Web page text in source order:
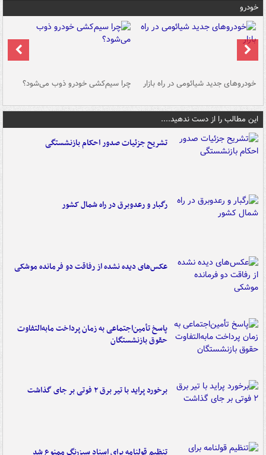
خودرو
خودروهای جدید شیائومی در راه بازار چرا سیم‌کشی خودرو ذوب می‌شود؟
این مطالب را از دست ندهید....
تشریح جزئیات صدور احکام بازنشستگی
رگبار و رعدوبرق در راه شمال کشور
عکس‌های دیده نشده از رفاقت دو فرمانده‌ موشکی
پاسخ تأمین‌اجتماعی به زمان پرداخت مابه‌التفاوت
حقوق بازنشستگان
برخورد پراید با تیر برق ۲ فوتی بر جای گذاشت